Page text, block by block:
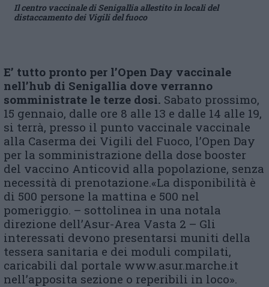
Il centro vaccinale di Senigallia allestito in locali del
distaccamento dei Vigili del fuoco
E’ tutto pronto per l’Open Day vaccinale
nell’hub di Senigallia dove verranno
somministrate le terze dosi. Sabato prossimo,
15 gennaio, dalle ore 8 alle 13 e dalle 14 alle 19,
si terrà, presso il punto vaccinale vaccinale
alla Caserma dei Vigili del Fuoco, l’Open Day
per la somministrazione della dose booster
del vaccino Anticovid alla popolazione, senza
necessità di prenotazione.«La disponibilità è
di 500 persone la mattina e 500 nel
pomeriggio. – sottolinea in una notala
direzione dell’Asur-Area Vasta 2 – Gli
interessati devono presentarsi muniti della
tessera sanitaria e dei moduli compilati,
caricabili dal portale www.asur.marche.it
nell’apposita sezione o reperibili in loco».